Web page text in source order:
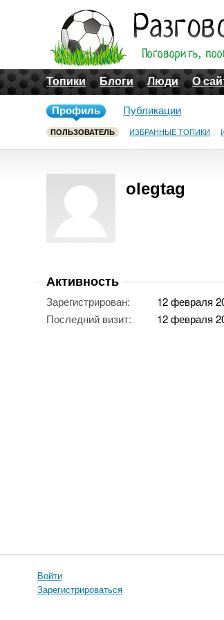
Топики Блоги Люди О
Профиль
ПОЛЬЗОВАТЕЛЬ ИЗБРАННЫЕ ТОПИКИ
Публикации
olegtag
Активность
Зарегистрирован:
12 февраля
Последний визит:
12 февраля
Войти
Зарегистрироваться